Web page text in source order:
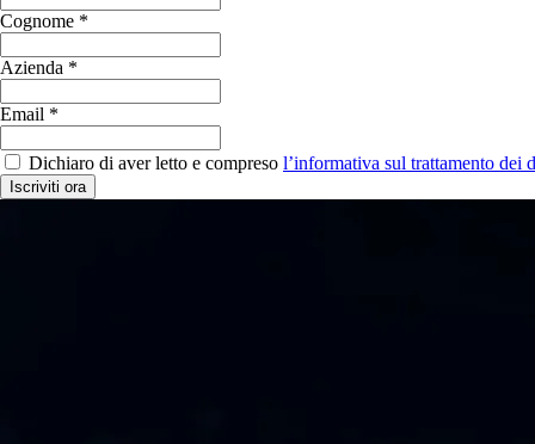
Cognome *
Azienda *
Email *
Dichiaro di aver letto e compreso l’informativa sul trattamento dei
Iscriviti ora